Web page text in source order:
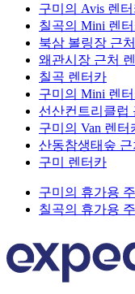
구미의 Avis 렌
칠곡의 Mini 렌
북삼 볼링장 근
왜관시장 근처
칠곡 렌터카
구미의 Mini 렌
선산컨트리클럽
구미의 Van 렌터
산동참생태숲
구미 렌터카
구미의 휴가용
칠곡의 휴가용